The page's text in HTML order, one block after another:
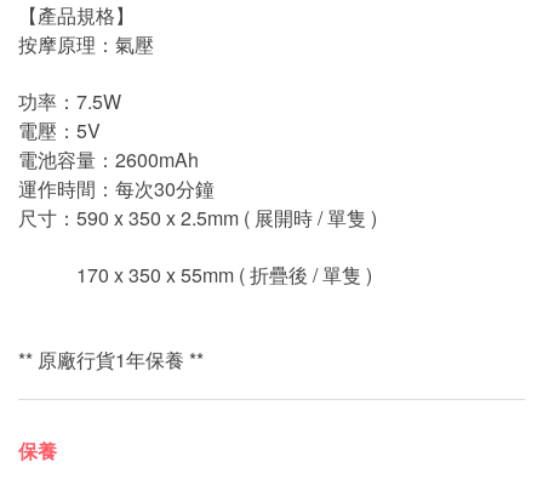
【產品規格】
按摩原理：氣壓
功率：7.5W
電壓：5V
電池容量：2600mAh
運作時間：每次30分鐘
尺寸：590 x 350 x 2.5mm ( 展開時 / 單隻 )
170 x 350 x 55mm ( 折疊後 / 單隻 )
** 原廠行貨1年保養 **
保養